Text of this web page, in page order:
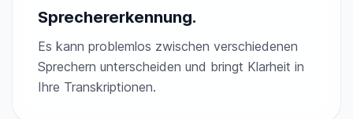
Sprechererkennung.
Es kann problemlos zwischen verschiedenen
Sprechern unterscheiden und bringt Klarheit in
Ihre Transkriptionen.